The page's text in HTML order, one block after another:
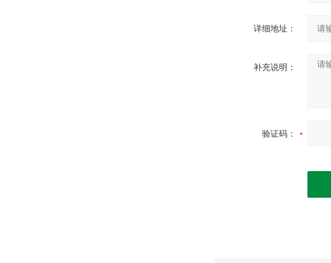
详细地址：
补充说明：
验证码：